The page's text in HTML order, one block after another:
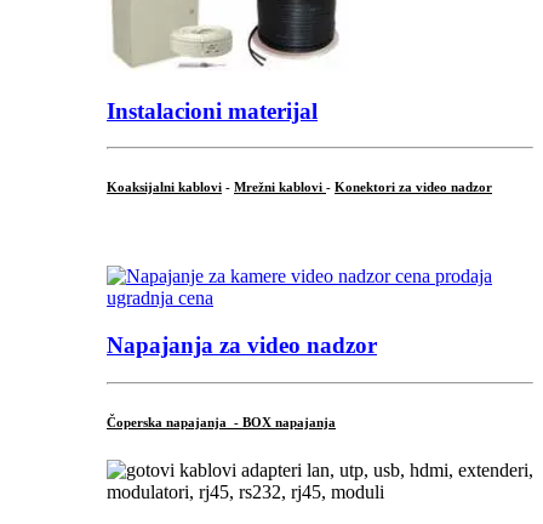
Instalacioni materijal
Koaksijalni kablovi - Mrežni kablovi - Konektori za video nadzor
Napajanja za video nadzor
Čoperska napajanja - BOX napajanja